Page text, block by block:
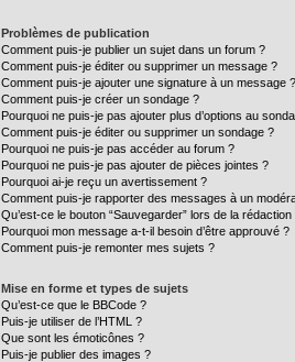
Problèmes de publication
Comment puis-je publier un sujet dans un forum ?
Comment puis-je éditer ou supprimer un message ?
Comment puis-je ajouter une signature à un message ?
Comment puis-je créer un sondage ?
Pourquoi ne puis-je pas ajouter plus d’options au
Comment puis-je éditer ou supprimer un sondage ?
Pourquoi ne puis-je pas accéder au forum ?
Pourquoi ne puis-je pas ajouter de pièces jointes ?
Pourquoi ai-je reçu un avertissement ?
Comment puis-je rapporter des messages à un
Qu’est-ce le bouton “Sauvegarder” lors de la rédaction
Pourquoi mon message a-t-il besoin d’être approuvé ?
Comment puis-je remonter mes sujets ?
Mise en forme et types de sujets
Qu’est-ce que le BBCode ?
Puis-je utiliser de l’HTML ?
Que sont les émoticônes ?
Puis-je publier des images ?